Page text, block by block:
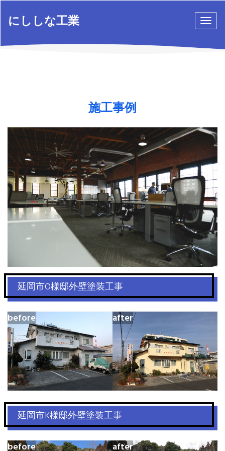
にししな工業
施工事例
延岡市O様邸外壁塗装工事
before after
延岡市K様邸外壁塗装工事
before after